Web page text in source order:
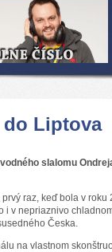
do Liptova
slalomu
raz, keď bola v
i v nepriaznivo
Česka.
na vlastnom